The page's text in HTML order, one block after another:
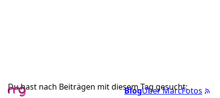
BlogÜber MarcFotos
Du hast nach Beiträgen mit diesem Tag gesucht: